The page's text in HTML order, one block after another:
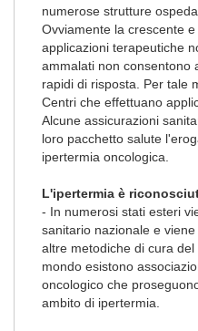
numerose strutture
Ovviamente la crescente
applicazioni terapeutiche
ammalati non consentono
rapidi di risposta. Per tale
Centri che effettuano
Alcune assicurazioni
loro pacchetto salute
ipertermia oncologica.
L'ipertermia è
- In numerosi stati esteri
sanitario nazionale e
altre metodiche di cura
mondo esistono
oncologico che
ambito di ipertermia.